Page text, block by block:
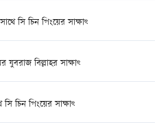
সি চিন পিংয়ের সাক্ষাৎ
যুবরাজ বিল্লাহর সাক্ষাৎ
চিন পিংয়ের সাক্ষাৎ